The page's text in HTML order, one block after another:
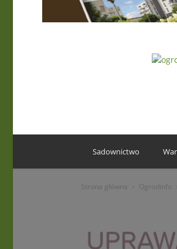
Sadownictwo
Strona główna Ogrodinfo